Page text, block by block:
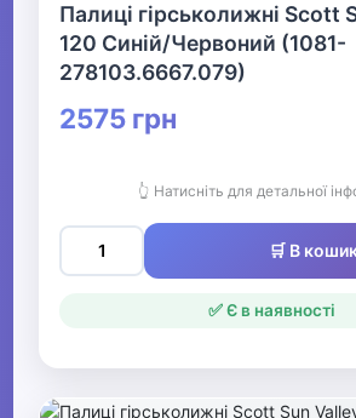
Палиці гірськолижні Scott
120 Синій/Червоний (1081-
278103.6667.079)
2575 грн
👆 Натисніть для детальної
🛒 В
✅ Є в наявності